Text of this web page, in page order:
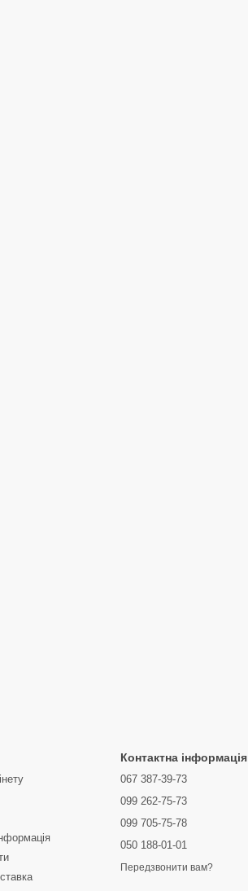
Контактна інформація
067 387-39-73
099 262-75-73
099 705-75-78
050 188-01-01
Передзвонити вам?